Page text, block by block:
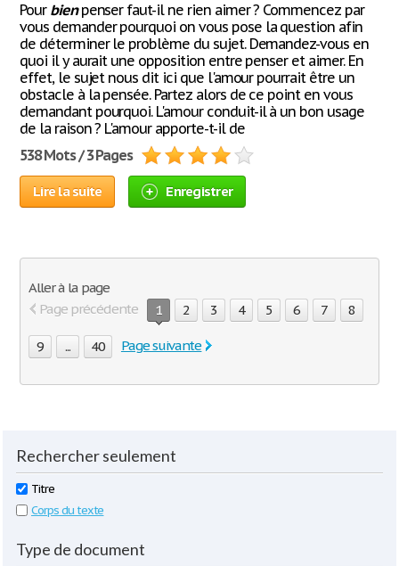
Pour bienpenser faut-il ne rien aimer ? Commencez par
vous demander pourquoi on vous pose la question afin
de déterminer le problème du sujet. Demandez-vous en
quoi il y aurait une opposition entre penser et aimer. En
effet, le sujet nous dit ici que l'amour pourrait être un
obstacle à la pensée. Partez alors de ce point en vous
demandant pourquoi. L'amour conduit-il à un bon usage
de la raison ? L'amour apporte-t-il de
538 Mots / 3 Pages
Lire la suite Enregistrer
Aller à la page
Page précédente
1 2 3 4 5 6 7 8
9 ... 40 Page suivante
Rechercher seulement
Titre
Corps du texte
Type de document